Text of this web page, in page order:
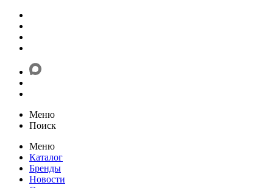
Меню
Поиск
Меню
Каталог
Бренды
Новости